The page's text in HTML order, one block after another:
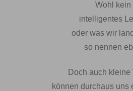
Wohl kein
intelligentes
oder was wir
so nennen
Doch auch kleine
können durchaus uns